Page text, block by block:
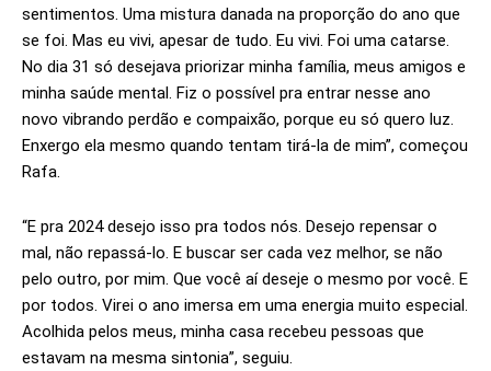
sentimentos. Uma mistura danada na proporção do ano que
se foi. Mas eu vivi, apesar de tudo. Eu vivi. Foi uma catarse.
No dia 31 só desejava priorizar minha família, meus amigos e
minha saúde mental. Fiz o possível pra entrar nesse ano
novo vibrando perdão e compaixão, porque eu só quero luz.
Enxergo ela mesmo quando tentam tirá-la de mim”, começou
Rafa.
“E pra 2024 desejo isso pra todos nós. Desejo repensar o
mal, não repassá-lo. E buscar ser cada vez melhor, se não
pelo outro, por mim. Que você aí deseje o mesmo por você. E
por todos. Virei o ano imersa em uma energia muito especial.
Acolhida pelos meus, minha casa recebeu pessoas que
estavam na mesma sintonia”, seguiu.